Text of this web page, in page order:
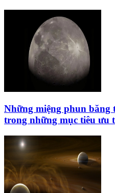
Những miệng phun băng
trong những mục tiêu ưu